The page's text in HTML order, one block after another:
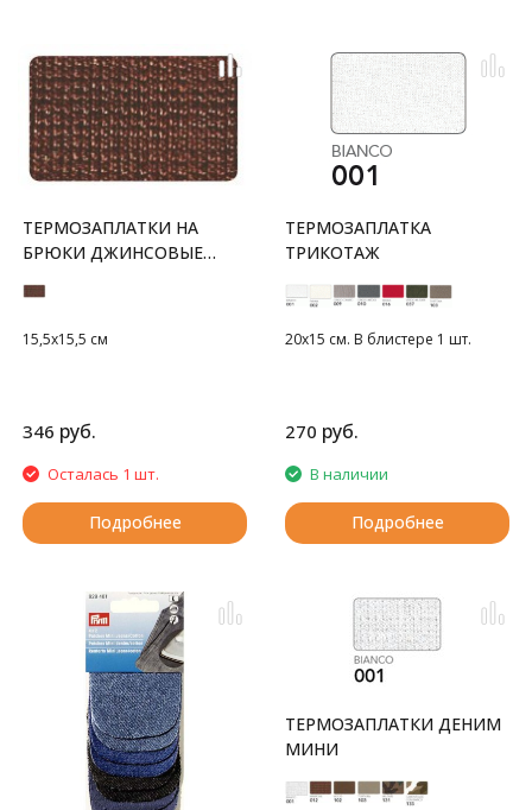
ТЕРМОЗАПЛАТКИ НА
БРЮКИ ДЖИНСОВЫЕ
15,5x15,5 см
346 руб.
Осталась 1 шт.
Подробнее
ТЕРМОЗАПЛАТКА
ТРИКОТАЖ
20х15 см. В блистере 1 шт.
270 руб.
В наличии
Подробнее
ТЕРМОЗАПЛАТКИ ДЕНИМ
МИНИ